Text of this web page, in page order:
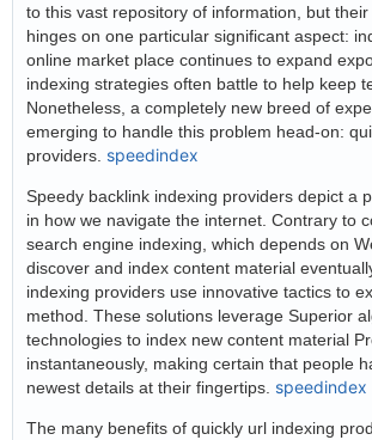
to this vast repository of information, but
hinges on one particular significant aspect:
online market place continues to expand
indexing strategies often battle to help keep
Nonetheless, a completely new breed of
emerging to handle this problem head-on:
providers. speedindex
Speedy backlink indexing providers depict a
in how we navigate the internet. Contrary to
search engine indexing, which depends on
discover and index content material
indexing providers use innovative tactics to
method. These solutions leverage Superior
technologies to index new content material
instantaneously, making certain that people
newest details at their fingertips. speedindex
The many benefits of quickly url indexing